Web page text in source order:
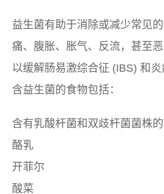
益生菌有助于消除或减少常见
痛、腹胀、胀气、反流，甚至
以缓解肠易激综合征 (IBS) 和
含益生菌的食物包括：
含有乳酸杆菌和双歧杆菌菌株
酪乳
开菲尔
酸菜